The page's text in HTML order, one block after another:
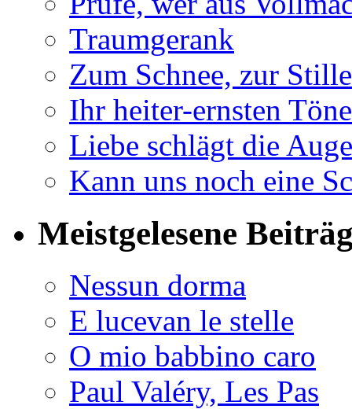
Traumgerank
Zum Schnee, zur Stille
Ihr heiter-ernsten Töne
Liebe schlägt die
Kann uns noch eine
Meistgelesene
Nessun dorma
E lucevan le stelle
O mio babbino caro
Paul Valéry, Les Pas